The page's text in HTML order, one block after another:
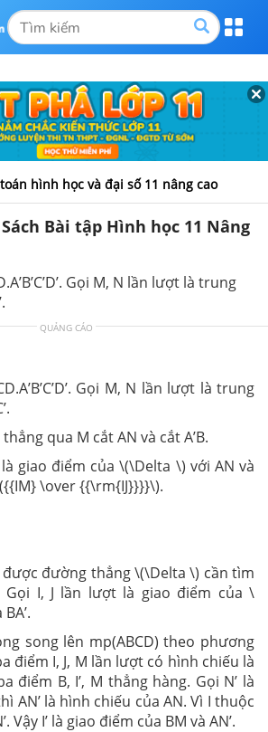
hình học và đại số 11 nâng cao
Bài tập Hình học 11 Nâng
Gọi M, N lần lượt là trung
QUẢNG CÁO
Gọi M, N lần lượt là trung
qua M cắt AN và cắt A’B.
giao điểm của \(\Delta \) với AN và
\over {{\rm{IJ}}}}\).
đường thẳng \(\Delta \) cần tìm
Gọi I, J lần lượt là giao điểm của \
song lên mp(ABCD) theo phương
điểm I, J, M lần lượt có hình chiếu là
điểm B, I’, M thẳng hàng. Gọi N’ là
AN’ là hình chiếu của AN. Vì I thuộc
Vậy I’ là giao điểm của BM và AN’.